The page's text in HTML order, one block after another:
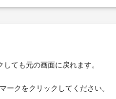
ても元の画面に戻れます。
マークをクリックしてください。